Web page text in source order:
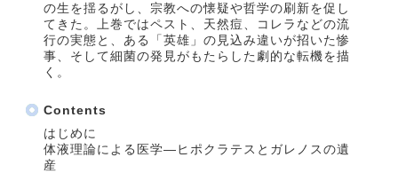
の生を揺るがし、宗教への懐疑や哲学の刷新を促し
てきた。上巻ではペスト、天然痘、コレラなどの流
行の実態と、ある「英雄」の見込み違いが招いた惨
事、そして細菌の発見がもたらした劇的な転機を描
く。
Contents
はじめに
体液理論による医学―ヒポクラテスとガレノスの遺
産